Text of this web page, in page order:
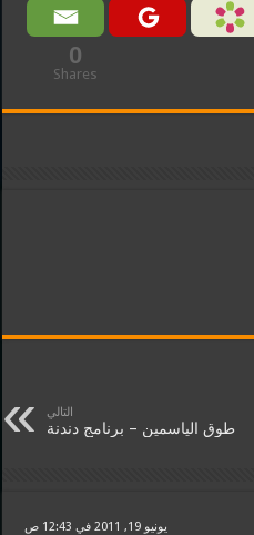
0
Shares
التالي
طوق الياسمين – برنامج دندنة
يونيو 19, 2011 في 12:43 ص